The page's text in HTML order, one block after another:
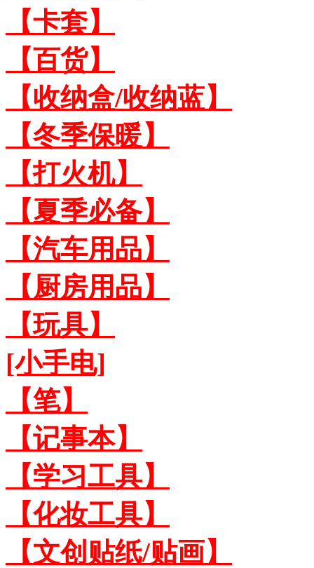
【卡套】
【百货】
【收纳盒/收纳蓝】
【冬季保暖】
【打火机】
【夏季必备】
【汽车用品】
【厨房用品】
【玩具】
[小手电]
【笔】
【记事本】
【学习工具】
【化妆工具】
【文创贴纸/贴画】